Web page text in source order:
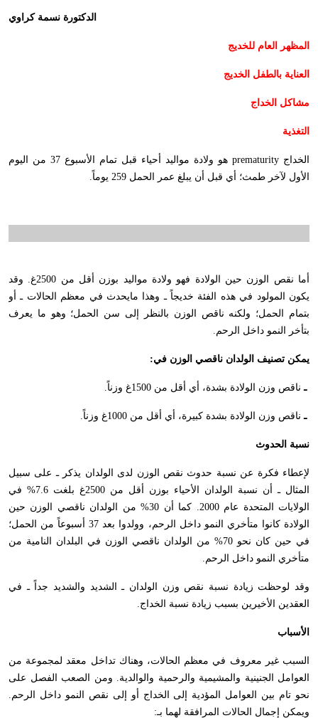
الدكتورة نسمة كراوي
المظهر العام للخديج
العناية بالطفل الخديج
مشاكل الخداج
التغذية
الخداج prematurity
هو ولادة مواليد أحياء قبل تمام الأسبوع 37 من اليوم
الأول لآخر طمث؛ أي قبل أن يبلغ عمر الحمل 259 يوماً.
أما نقص الوزن حين الولادة فهو ولادة مواليد بوزن أقل من 2500غ. وقد
يكون المولود في هذه الفئة خديجاً ـ وهذا مايحدث في معظم الحالات ـ أو
بتمام الحمل؛ ولكنه ناقص الوزن بالنظر إلى سن الحمل؛ وهو ما يعرف
بتأخر النمو داخل الرحم.
يمكن تصنيف الولدان ناقصي الوزن في:
ـ ناقص وزن الولادة بشدة، أي أقل من 1500غ وزناً.
ـ ناقص وزن الولادة بشدة كبيرة، أي أقل من 1000غ وزناً.
نسبة الحدوث
لإعطاء فكرة عن نسبة حدوث نقص الوزن لدى الولدان يذكر ـ على سبيل
المثال ـ أن نسبة الولدان الأحياء بوزن أقل من 2500غ بلغت 7.6% في
الولايات المتحدة عام 2000. كما أن 30% من الولدان ناقصي الوزن حين
الولادة كانوا متأخري النمو داخل الرحم، وولدوا بعد 37 أسبوعاً من الحمل؛
في حين كان نحو 70% من الولدان ناقصي الوزن في البلدان النامية من
متأخري النمو داخل الرحم.
وقد لوحظت زيادة نسبة نقص وزن الولدان ـ الشديد والشديد جداً ـ في
العقدين الأخيرين بسبب زيادة نسبة الخداج.
الأسباب
السبب غير معروف في معظم الحالات، وهناك تداخل معقد لمجموعة من
العوامل الجنينية والمشيمية والرحمية والوالدية. ومن الصعب الفصل على
نحو تام بين العوامل المؤدية إلى الخداج أو إلى نقص النمو داخل الرحم.
ويمكن إجمال الحالات المرافقة لهما بـ: